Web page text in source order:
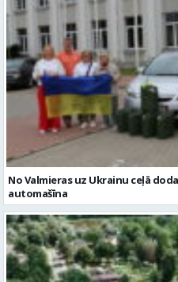
No Valmieras uz Ukrainu ceļā
automašīna